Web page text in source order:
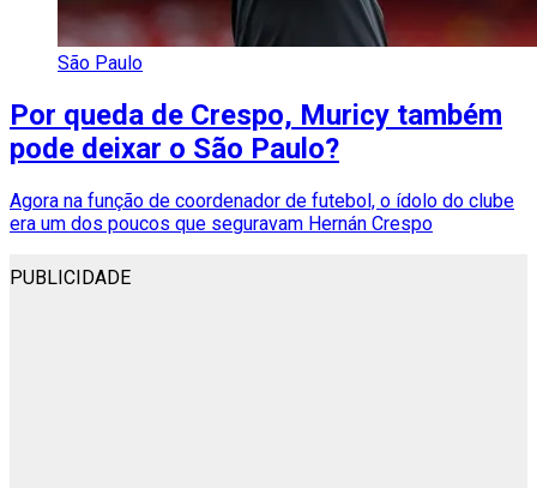
São Paulo
Por queda de Crespo, Muricy também
pode deixar o São Paulo?
Agora na função de coordenador de futebol, o ídolo do clube
era um dos poucos que seguravam Hernán Crespo
PUBLICIDADE